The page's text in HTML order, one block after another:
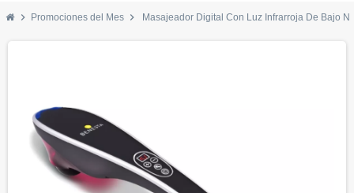
chevron_right Promociones del Mes chevron_right Masajeador Digital Con Luz Infrarroja De Bajo